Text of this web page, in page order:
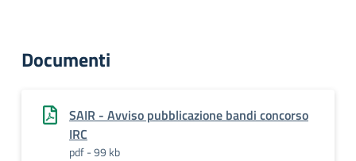
Documenti
SAIR - Avviso pubblicazione bandi concorso
IRC
pdf - 99 kb